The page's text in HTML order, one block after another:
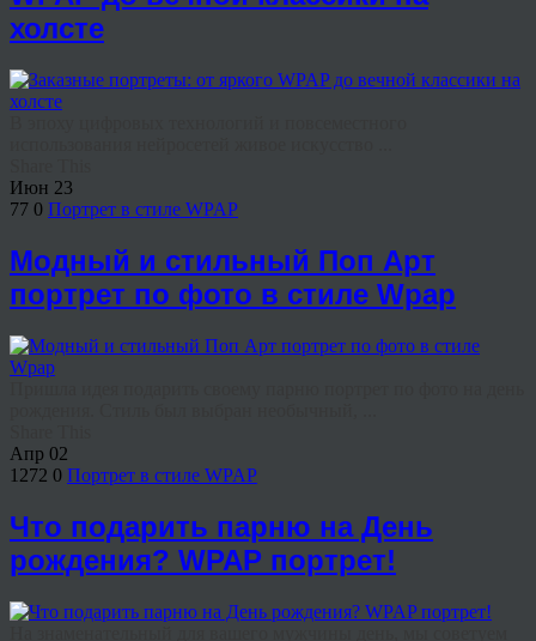
холсте
Июн 23
77 0 Портрет в стиле WPAP
Модный и стильный Поп Арт
портрет по фото в стиле Wpap
Апр 02
1272 0 Портрет в стиле WPAP
Что подарить парню на День
рождения? WPAP портрет!